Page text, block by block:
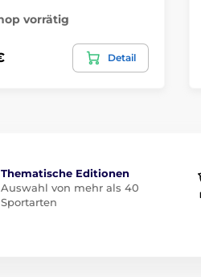
vorrätig
Detail
Thematische Editionen
Auswahl von mehr als 40
Sportarten